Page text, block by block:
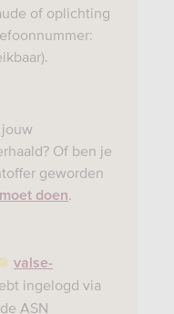
of oplichting
Of ben je
geworden
doen.
valse-
ingelogd via
ASN